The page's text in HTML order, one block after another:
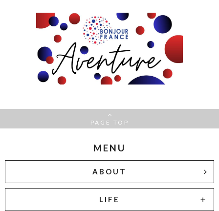
PAGE TOP
MENU
ABOUT
LIFE